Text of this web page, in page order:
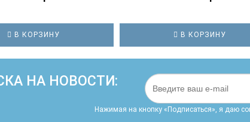
В КОРЗИНУ В КОРЗИНУ
НА НОВОСТИ:
Нажимая на кнопку «Подписаться», я даю